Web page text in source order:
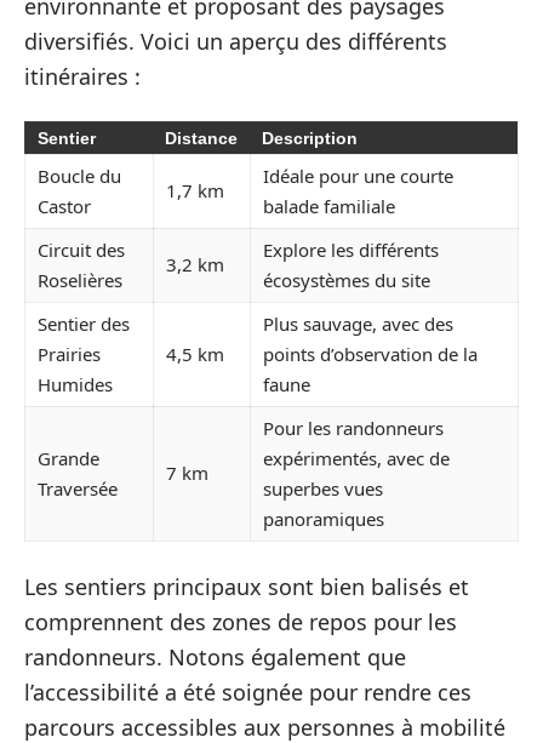
diversifiés. Voici un aperçu des différents
itinéraires :
Sentier Distance Description
Boucle du
Castor
1,7 km
Idéale pour une courte
balade familiale
Circuit des
Roselières
3,2 km
Explore les différents
écosystèmes du site
Sentier des
Prairies
Humides
4,5 km
Plus sauvage, avec des
points d’observation de la
faune
Grande
Traversée
7 km
Pour les randonneurs
expérimentés, avec de
superbes vues
panoramiques
Les sentiers principaux sont bien balisés et
comprennent des zones de repos pour les
randonneurs. Notons également que
l’accessibilité a été soignée pour rendre ces
parcours accessibles aux personnes à mobilité